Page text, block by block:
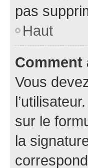
pas
Haut
Comment
Vous
sur le
la